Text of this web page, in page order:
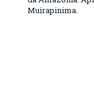
Muirapinima.